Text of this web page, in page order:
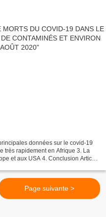
données sur le covid-19
très rapidement en Afrique 3. La
et aux USA 4. Conclusion Article
Page suivante >